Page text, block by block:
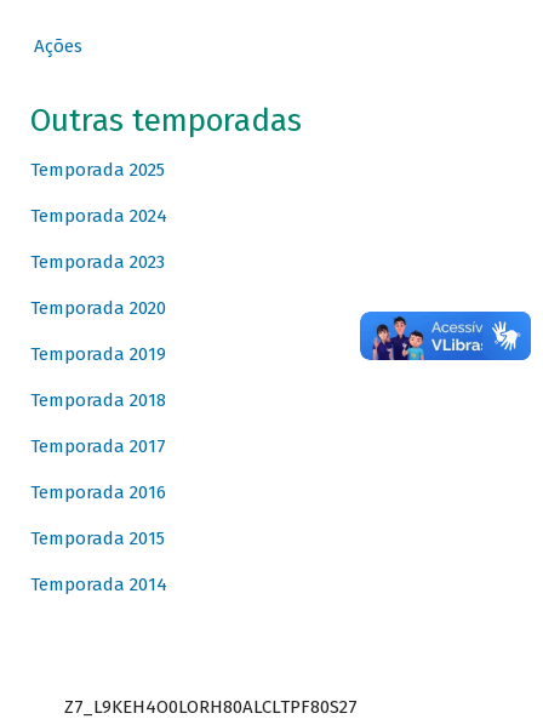
Ações
Outras temporadas
Temporada 2025
Temporada 2024
Temporada 2023
Temporada 2020
Temporada 2019
Temporada 2018
Temporada 2017
Temporada 2016
Temporada 2015
Temporada 2014
Z7_L9KEH4O0LORH80ALCLTPF80S27